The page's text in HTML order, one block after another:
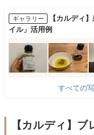
ギャラリー
【カルディ
イル」活用例
すべての
【カルディ】